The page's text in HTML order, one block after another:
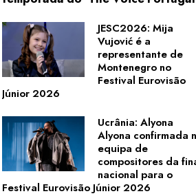
JESC2026: Mija
Vujović é a
representante de
Montenegro no
Festival Eurovisão
Júnior 2026
Ucrânia: Alyona
Alyona confirmada
equipa de
compositores da
nacional para o
Festival Eurovisão Júnior 2026